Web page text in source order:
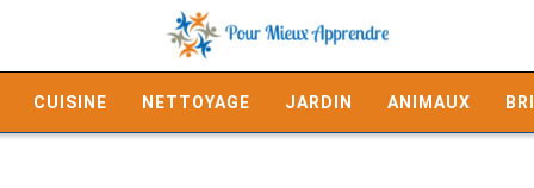
CUISINE NETTOYAGE JARDIN ANIMAUX